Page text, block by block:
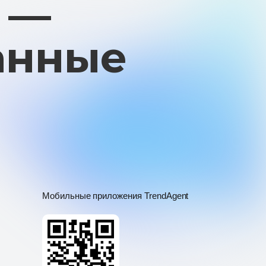
Мобильные приложения TrendAgent